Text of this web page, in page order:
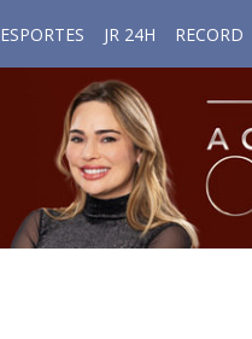
ESPORTES JR 24H RECORD